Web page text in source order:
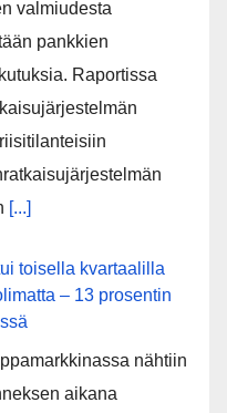
valmiudesta
pankkien
Raportissa
[...]
toisella kvartaalilla
– 13 prosentin
nähtiin
aikana